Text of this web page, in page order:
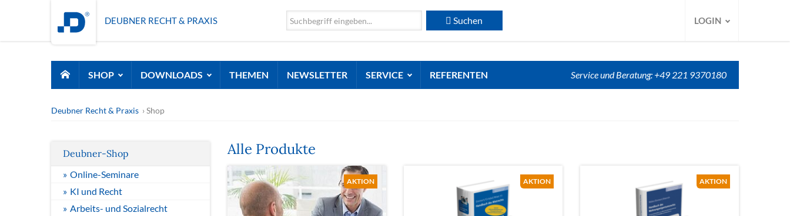
DEUBNER RECHT & PRAXIS Suchen LOGIN
SHOP DOWNLOADS THEMEN NEWSLETTER SERVICE REFERENTEN Service und Beratung: +49 221 9370180
Deubner Recht & Praxis Shop
Deubner-Shop
Online-Seminare
KI und Recht
Arbeits- und Sozialrecht
Alle Produkte